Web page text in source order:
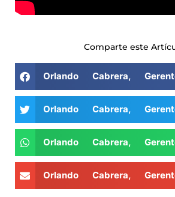
Comparte este
Orlando Cabrera,
Orlando Cabrera,
Orlando Cabrera,
Orlando Cabrera,